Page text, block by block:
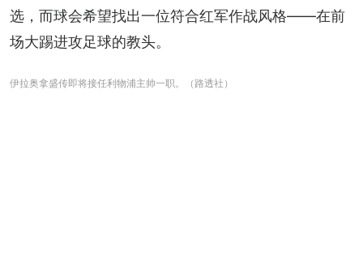
选，而球会希望找出一位符合红军作战风格——在前
场大踢进攻足球的教头。
伊拉奥拿盛传即将接任利物浦主帅一职。（路透社）